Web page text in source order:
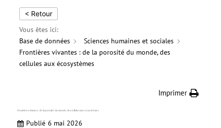
< Retour
Vous êtes ici:
Base de données
Sciences humaines et sociales
Frontières vivantes : de la porosité du monde, des
cellules aux écosystèmes
Imprimer
Frontières vivantes : de la porosité du monde, des cellules aux écosystèmes
Publié 6 mai 2026